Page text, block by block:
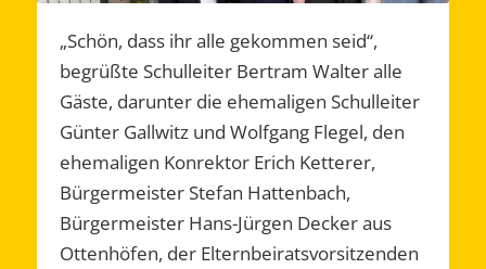
„Schön, dass ihr alle gekommen seid“,
begrüßte Schulleiter Bertram Walter alle
Gäste, darunter die ehemaligen Schulleiter
Günter Gallwitz und Wolfgang Flegel, den
ehemaligen Konrektor Erich Ketterer,
Bürgermeister Stefan Hattenbach,
Bürgermeister Hans-Jürgen Decker aus
Ottenhöfen, der Elternbeiratsvorsitzenden